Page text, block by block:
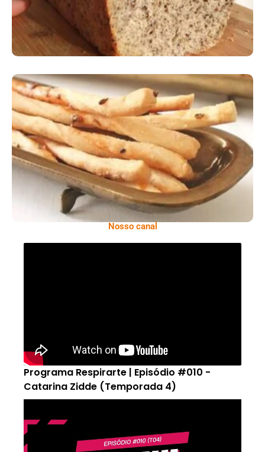
Comer Bem: Palitinhos De Cebola E Salsa
Nosso canal
Programa Respirarte | Episódio #010 -
Catarina Zidde (Temporada 4)